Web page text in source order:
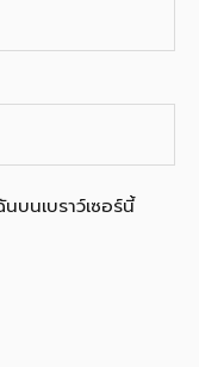
บนเบราว์เซอร์นี้